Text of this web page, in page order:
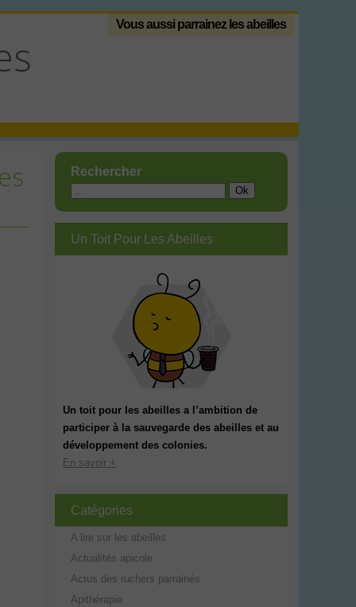
Vous aussi parrainez les abeilles
Rechercher
Un Toit Pour Les Abeilles
Un toit pour les abeilles a l’ambition de
participer à la sauvegarde des abeilles et au
développement des colonies.
En savoir +
Catégories
A lire sur les abeilles
Actualités apicole
Actus des ruchers parrainés
Apithérapie